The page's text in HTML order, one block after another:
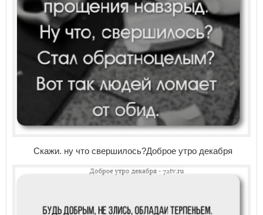
Скажи. ну что свершилось?Доброе утро декабря